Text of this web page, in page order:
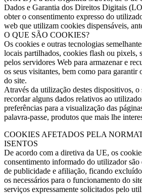
Dados e Garantia dos Direitos Digitais
obter o consentimento expresso do
web que utilizam cookies dispensáveis,
O QUE SÃO COOKIES?
Os cookies e outras tecnologias
locais partilhados, cookies flash ou pixels,
pelos servidores Web para armazenar e
os seus visitantes, bem como para
do site.
Através da utilização destes dispositivos,
recordar alguns dados relativos ao
preferências para a visualização das
palavra-passe, produtos que mais lhe
COOKIES AFETADOS PELA
ISENTOS
De acordo com a diretiva da UE, os
consentimento informado do utilizador são
de publicidade e afiliação, ficando
os necessários para o funcionamento do
serviços expressamente solicitados pelo